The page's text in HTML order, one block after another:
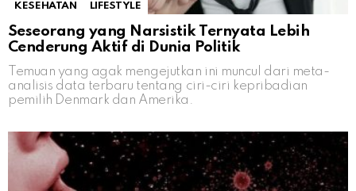
KESEHATAN LIFESTYLE
Seseorang yang Narsistik Ternyata Lebih
Cenderung Aktif di Dunia Politik
Temuan yang agak mengejutkan ini muncul dari meta-
analisis data terbaru tentang ciri-ciri kepribadian
pemilih Denmark dan Amerika.